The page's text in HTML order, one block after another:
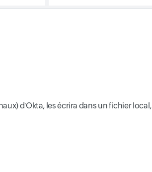
d'Okta, les écrira dans un fichier local,